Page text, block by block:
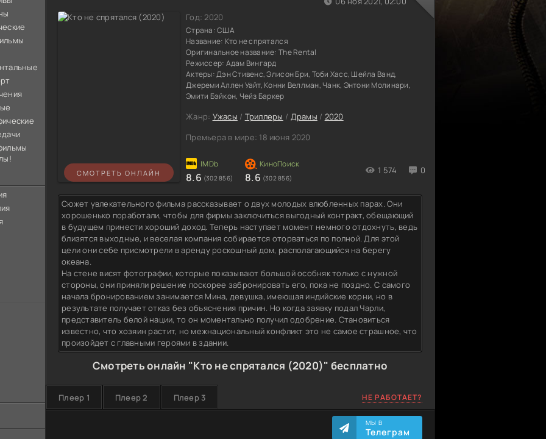
СМОТРЕТЬ ОНЛАЙН
Год:2020
Страна:США
Название: Кто не спрятался
Оригинальное название: The Rental
Режиссер: Адам Вингард
Актеры:Дэн Стивенс, Элисон Бри, Тоби Хасс, Шейла Ванд,
Джереми Аллен Уайт, Конни Веллман, Чанк, Энтони Молинари,
Эмити Бэйкон, Чейз Баркер
Жанр: Ужасы / Триллеры / Драмы / 2020
Премьера в мире: 18 июня 2020
8.6 (302 856) 8.6 (302 856)
1 574 0
Сюжет увлекательного фильма рассказывает о двух молодых влюбленных парах. Они
хорошенько поработали, чтобы для фирмы заключиться выгодный контракт, обещающий
в будущем принести хороший доход. Теперь наступает момент немного отдохнуть, ведь
близятся выходные, и веселая компания собирается оторваться по полной. Для этой
цели они себе присмотрели в аренду роскошный дом, располагающийся на берегу
океана.
На стене висят фотографии, которые показывают большой особняк только с нужной
стороны, они приняли решение поскорее забронировать его, пока не поздно. С самого
начала бронированием занимается Мина, девушка, имеющая индийские корни, но в
результате получает отказ без объяснения причин. Но когда заявку подал Чарли,
представитель белой нации, то он моментально получил одобрение. Становиться
известно, что хозяин растит, но межнациональный конфликт это не самое страшное, что
произойдет с главными героями в здании.
Смотреть онлайн "Кто не спрятался (2020)" бесплатно
Плеер 1 Плеер 2 Плеер 3 НЕ РАБОТАЕТ?
МЫ В
Телеграм